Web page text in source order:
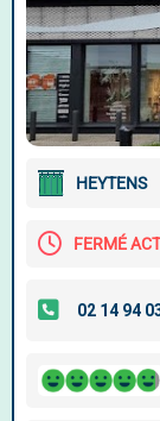
HEYTENS
FERMÉ